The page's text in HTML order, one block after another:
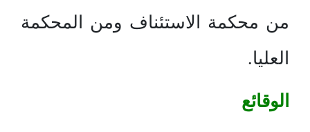
من محكمة الاستئناف ومن المحكمة
العليا.
الوقائع